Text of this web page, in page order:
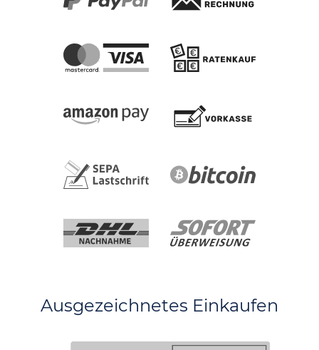
Ausgezeichnetes Einkaufen